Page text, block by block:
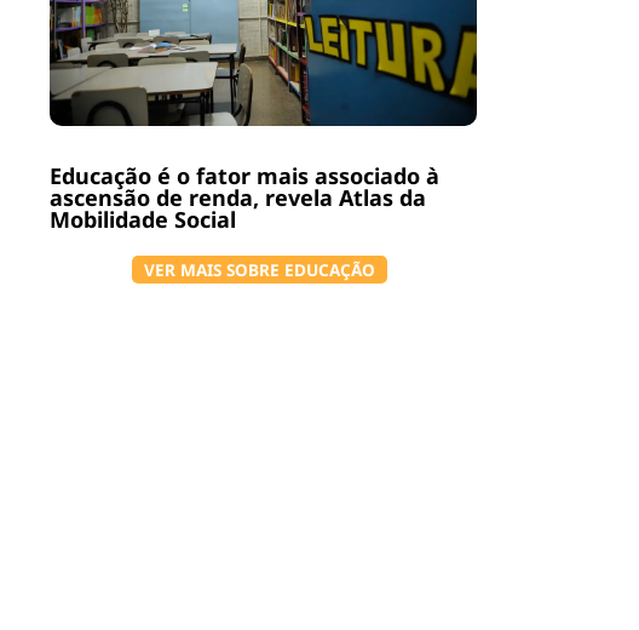
Educação é o fator mais associado à
ascensão de renda, revela Atlas da
Mobilidade Social
VER MAIS SOBRE EDUCAÇÃO